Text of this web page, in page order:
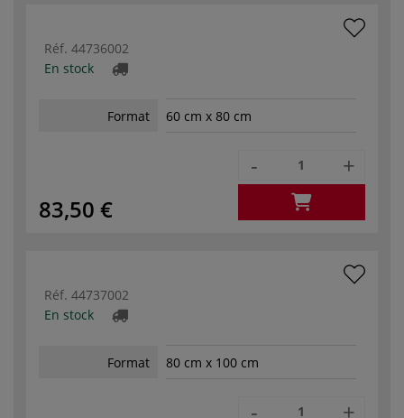
Réf. 44736002
En stock
Format 60 cm x 80 cm
83,50 €
- +
Réf. 44737002
En stock
Format 80 cm x 100 cm
- +